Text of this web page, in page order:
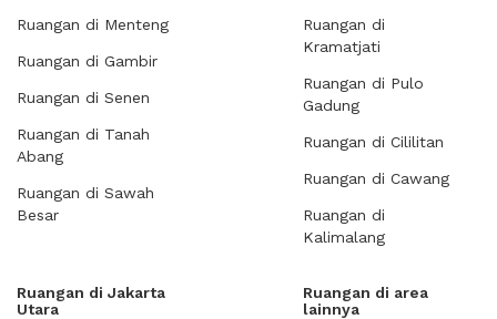
Ruangan di Menteng
Ruangan di Gambir
Ruangan di Senen
Ruangan di Tanah
Abang
Ruangan di Sawah
Besar
Ruangan di
Kramatjati
Ruangan di Pulo
Gadung
Ruangan di Cililitan
Ruangan di Cawang
Ruangan di
Kalimalang
Ruangan di Jakarta
Utara
Ruangan di area
lainnya